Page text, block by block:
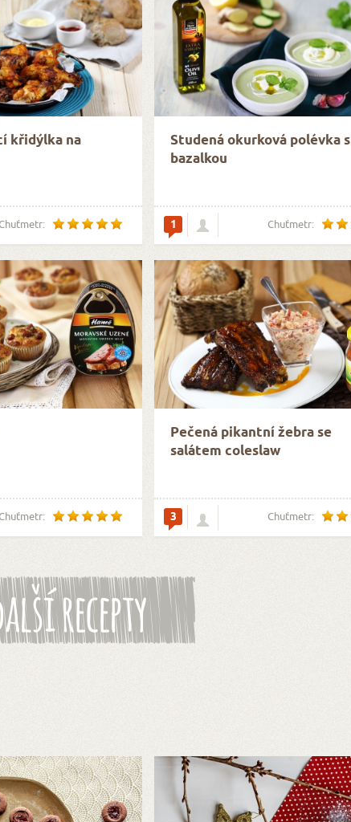
křidýlka na
Studená okurková polévka s
bazalkou
1 Chuťmetr:
Pečená pikantní žebra se
salátem coleslaw
3 Chuťmetr:
recepty